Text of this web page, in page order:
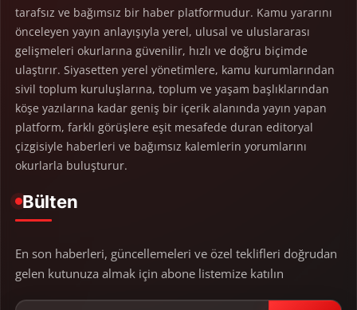
tarafsız ve bağımsız bir haber platformudur. Kamu yararını
önceleyen yayın anlayışıyla yerel, ulusal ve uluslararası
gelişmeleri okurlarına güvenilir, hızlı ve doğru biçimde
ulaştırır. Siyasetten yerel yönetimlere, kamu kurumlarından
sivil toplum kuruluşlarına, toplum ve yaşam başlıklarından
köşe yazılarına kadar geniş bir içerik alanında yayın yapan
platform, farklı görüşlere eşit mesafede duran editoryal
çizgisiyle haberleri ve bağımsız kalemlerin yorumlarını
okurlarla buluşturur.
Bülten
En son haberleri, güncellemeleri ve özel teklifleri doğrudan
gelen kutunuza almak için abone listemize katılın